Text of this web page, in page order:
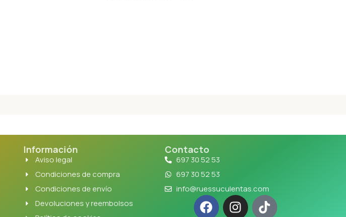
Información
Aviso legal
Condiciones de compra
Condiciones de envío
Devoluciones y reembolsos
Contacto
697 30 52 53
697 30 52 53
info@ruessuculentas.com